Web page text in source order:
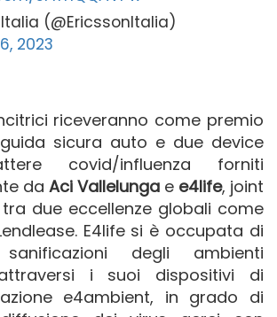
(@EricssonItalia)
2023
riceveranno come premio
sicura auto e due device
covid/influenza forniti
da Aci Vallelunga e e4life, joint
due eccellenze globali come
E4life si è occupata di
degli ambienti
attraversi i suoi dispositivi di
e4ambient, in grado di